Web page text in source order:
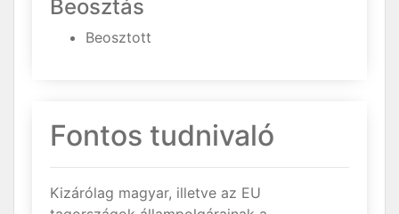
Beosztás
Beosztott
Fontos tudnivaló
Kizárólag magyar, illetve az EU